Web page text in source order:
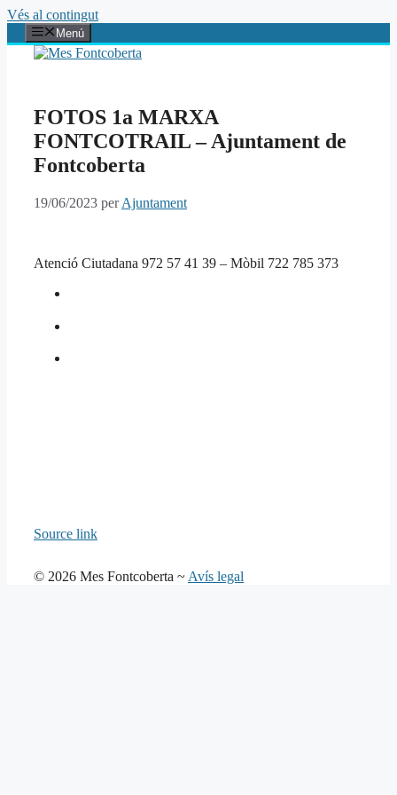
Vés al contingut
Menú
FOTOS 1a MARXA
FONTCOTRAIL – Ajuntament de
Fontcoberta
19/06/2023 perAjuntament
Atenció Ciutadana 972 57 41 39 – Mòbil 722 785 373
Source link
© 2026 Mes Fontcoberta ~ Avís legal